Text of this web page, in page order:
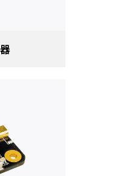
一款具有
高分辨率
200派生
，同时最